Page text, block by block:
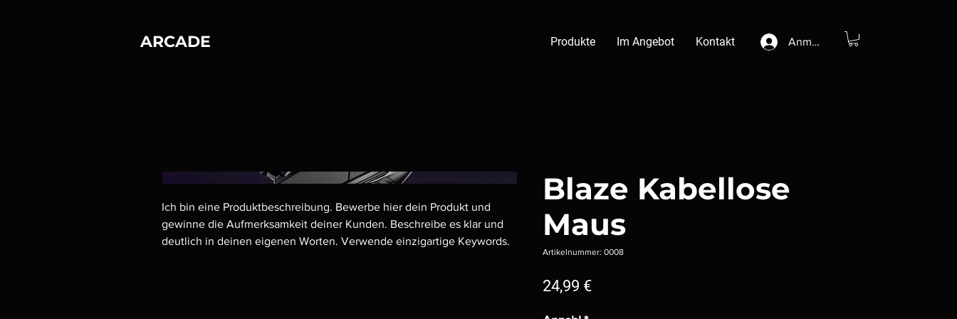
ARCADE Produkte Im Angebot Kontakt Anmelden
Ich bin eine Produktbeschreibung. Bewerbe hier dein Produkt und
gewinne die Aufmerksamkeit deiner Kunden. Beschreibe es klar und
deutlich in deinen eigenen Worten. Verwende einzigartige Keywords.
Blaze Kabellose
Maus
Artikelnummer: 0008
24,99 €Preis